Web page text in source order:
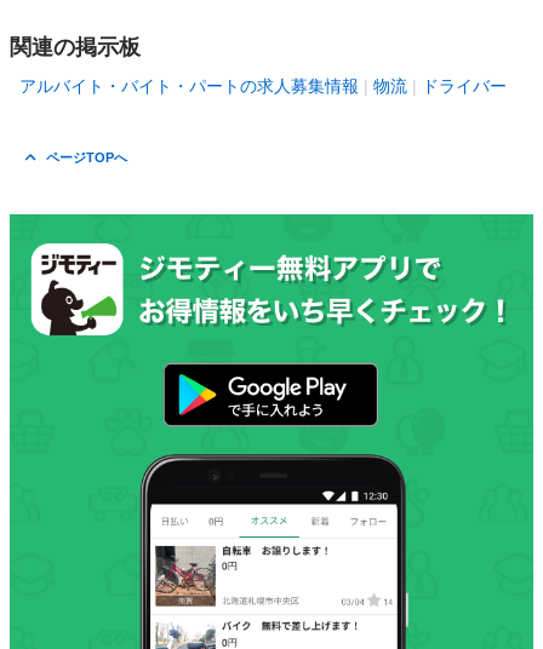
関連の掲示板
アルバイト・バイト・パートの求人募集情報 物流 ドライバー
ページTOPへ